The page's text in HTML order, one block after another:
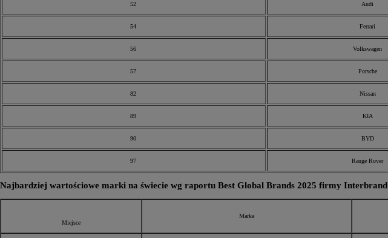
52 Audi
54 Ferrari
56 Volkswagen
57 Porsche
82 Nissan
89 KIA
90 BYD
97 Range Rover
Najbardziej wartościowe marki na świecie wg raportu Best Global Brands 2025 firmy Interbrand
Miejsce
Marka